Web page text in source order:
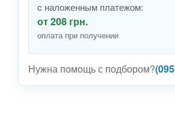
c наложенным платежом:
от 208 грн.
оплата при получении
Нужна помощь с подбором?